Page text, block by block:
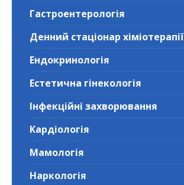
Гастроентерологія
Денний стаціонар хіміотерапії
Ендокринологія
Естетична гінекологія
Інфекційні захворювання
Кардіологія
Мамологія
Наркологія